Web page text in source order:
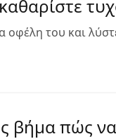
του και
βήμα πώς